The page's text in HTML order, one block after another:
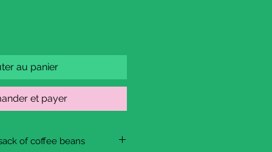
au panier
et payer
of coffee beans